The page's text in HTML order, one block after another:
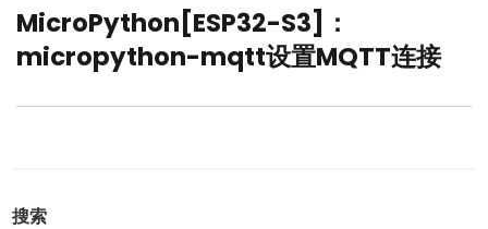
Next
post:
MicroPython[ESP32-S3]：
micropython-mqtt设置MQTT连接
搜索